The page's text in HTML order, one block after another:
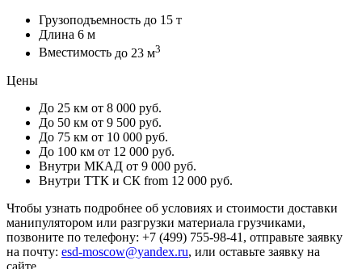
Грузоподъемность до 15 т
Длина 6 м
Вместимость до 23 м3
Цены
До 25 км от 8 000 руб.
До 50 км от 9 500 руб.
До 75 км от 10 000 руб.
До 100 км от 12 000 руб.
Внутри МКАД от 9 000 руб.
Внутри ТТК и СК from 12 000 руб.
Чтобы узнать подробнее об условиях и стоимости доставки
манипулятором или разгрузки материала грузчиками,
позвоните по телефону: +7 (499) 755-98-41, отправьте заявку
на почту: esd-moscow@yandex.ru, или оставьте заявку на
сайте.